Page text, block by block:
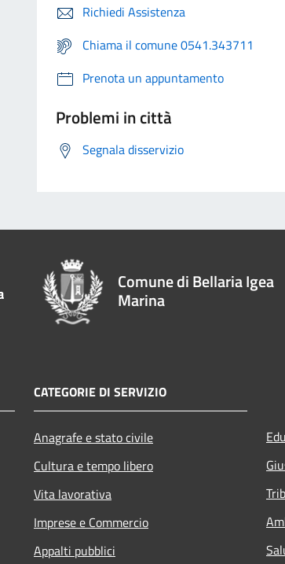
Richiedi Assistenza
Chiama il comune 0541.343711
Prenota un appuntamento
Problemi in città
Segnala disservizio
Comune di Bellaria Igea
Marina
CATEGORIE DI SERVIZIO
Anagrafe e stato civile
Cultura e tempo libero
Vita lavorativa
Imprese e Commercio
Appalti pubblici